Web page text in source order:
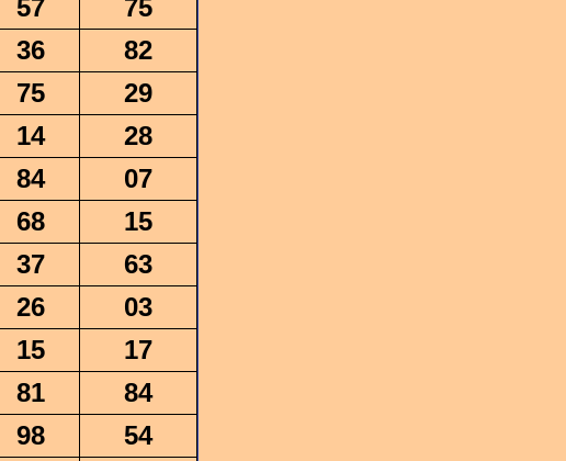
57
75
36
82
75
29
14
28
84
07
68
15
37
63
26
03
15
17
81
84
98
54